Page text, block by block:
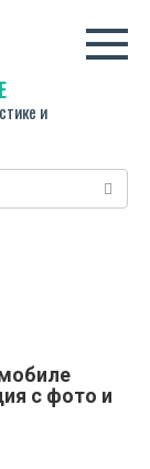
и
с фото и